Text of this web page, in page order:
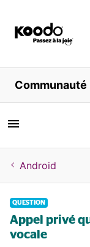
Magasiner
Libre service
Aide
Communauté
Android
QUESTION
Appel privé
vocale